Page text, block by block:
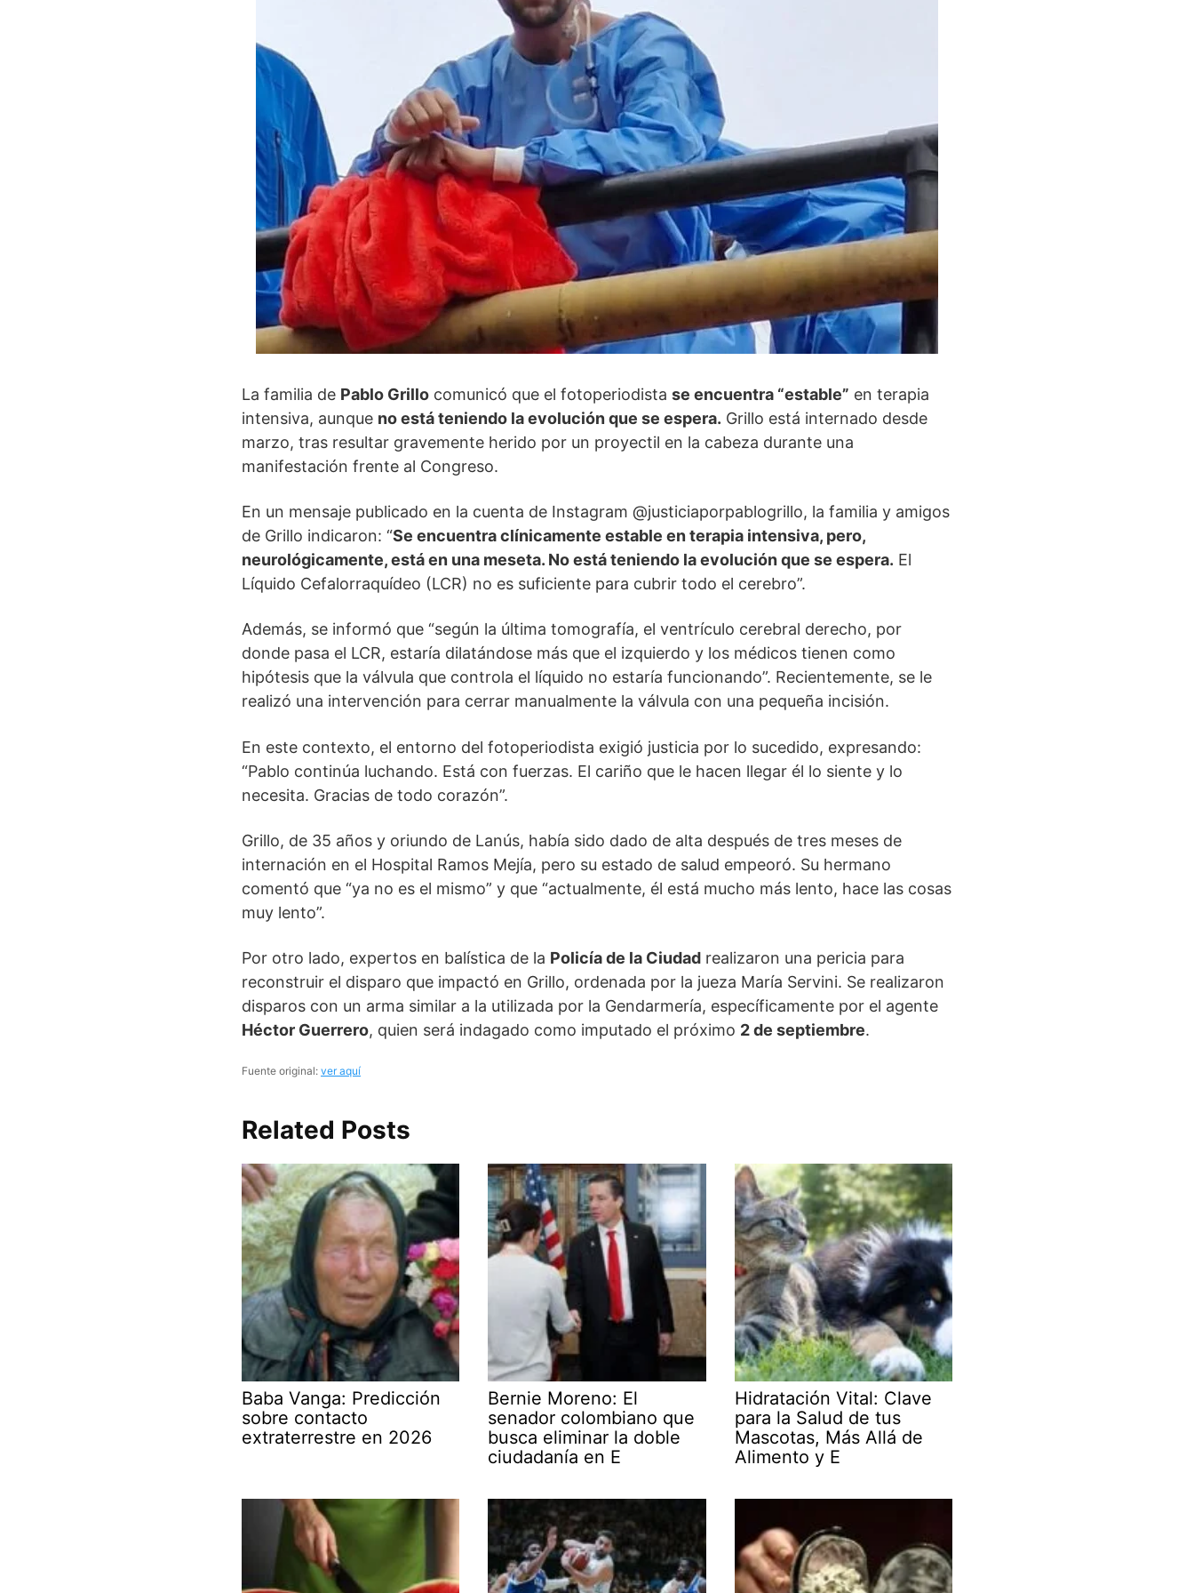
La familia de Pablo Grillo comunicó que el fotoperiodista se encuentra “estable” en terapia
intensiva, aunque no está teniendo la evolución que se espera. Grillo está internado desde
marzo, tras resultar gravemente herido por un proyectil en la cabeza durante una
manifestación frente al Congreso.
En un mensaje publicado en la cuenta de Instagram @justiciaporpablogrillo, la familia y amigos
de Grillo indicaron: “Se encuentra clínicamente estable en terapia intensiva, pero,
neurológicamente, está en una meseta. No está teniendo la evolución que se espera. El
Líquido Cefalorraquídeo (LCR) no es suficiente para cubrir todo el cerebro”.
Además, se informó que “según la última tomografía, el ventrículo cerebral derecho, por
donde pasa el LCR, estaría dilatándose más que el izquierdo y los médicos tienen como
hipótesis que la válvula que controla el líquido no estaría funcionando”. Recientemente, se le
realizó una intervención para cerrar manualmente la válvula con una pequeña incisión.
En este contexto, el entorno del fotoperiodista exigió justicia por lo sucedido, expresando:
“Pablo continúa luchando. Está con fuerzas. El cariño que le hacen llegar él lo siente y lo
necesita. Gracias de todo corazón”.
Grillo, de 35 años y oriundo de Lanús, había sido dado de alta después de tres meses de
internación en el Hospital Ramos Mejía, pero su estado de salud empeoró. Su hermano
comentó que “ya no es el mismo” y que “actualmente, él está mucho más lento, hace las cosas
muy lento”.
Por otro lado, expertos en balística de la Policía de la Ciudad realizaron una pericia para
reconstruir el disparo que impactó en Grillo, ordenada por la jueza María Servini. Se realizaron
disparos con un arma similar a la utilizada por la Gendarmería, específicamente por el agente
Héctor Guerrero, quien será indagado como imputado el próximo 2 de septiembre.
Fuente original: ver aquí
Related Posts
Baba Vanga: Predicción
sobre contacto
extraterrestre en 2026
Bernie Moreno: El
senador colombiano que
busca eliminar la doble
ciudadanía en E
Hidratación Vital: Clave
para la Salud de tus
Mascotas, Más Allá de
Alimento y E